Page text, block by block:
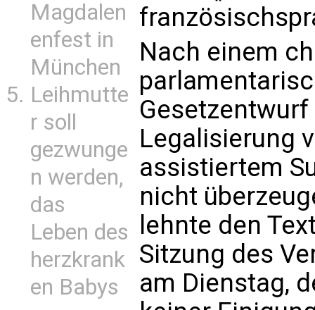
Magdalen
enfest in
München
Leihmutte
r soll
gezwunge
n werden,
das
Leben des
herzkrank
en Babys
Nach einem
Legalisierung
assistiertem
nicht
lehnte den
Sitzung des
am Dienstag,